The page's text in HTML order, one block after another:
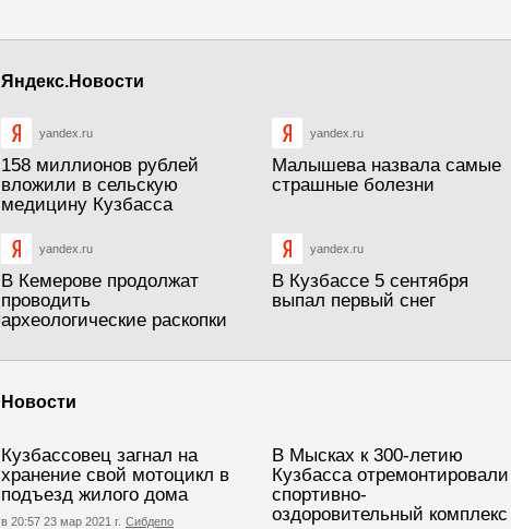
Яндекс.Новости
yandex.ru
158 миллионов рублей
вложили в сельскую
медицину Кузбасса
yandex.ru
Малышева назвала самые
страшные болезни
yandex.ru
В Кемерове продолжат
проводить
археологические раскопки
yandex.ru
В Кузбассе 5 сентября
выпал первый снег
Новости
Кузбассовец загнал на
хранение свой мотоцикл в
подъезд жилого дома
в 20:57 23 мар 2021 г. Сибдепо
В Мысках к 300-летию
Кузбасса отремонтировали
спортивно-
оздоровительный комплекс